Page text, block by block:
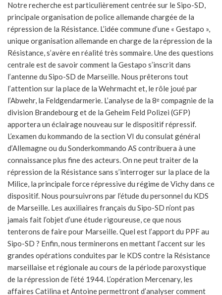
Notre recherche est particulièrement centrée sur le Sipo-SD,
principale organisation de police allemande chargée de la
répression de la Résistance. L’idée commune d’une « Gestapo »,
unique organisation allemande en charge de la répression de la
Résistance, s’avère en réalité très sommaire. Une des questions
centrale est de savoir comment la Gestapo s’inscrit dans
l’antenne du Sipo-SD de Marseille. Nous prêterons tout
l’attention sur la place de la Wehrmacht et, le rôle joué par
l’Abwehr, la Feldgendarmerie. L’analyse de la 8ᵉ compagnie de la
division Brandebourg et de la Geheim Feld Polizei (GFP)
apportera un éclairage nouveau sur le dispositif répressif.
L’examen du kommando de la section VI du consulat général
d’Allemagne ou du Sonderkommando AS contribuera à une
connaissance plus fine des acteurs. On ne peut traiter de la
répression de la Résistance sans s’interroger sur la place de la
Milice, la principale force répressive du régime de Vichy dans ce
dispositif. Nous poursuivrons par l’étude du personnel du KDS
de Marseille. Les auxiliaires français du Sipo-SD n’ont pas
jamais fait l’objet d’une étude rigoureuse, ce que nous
tenterons de faire pour Marseille. Quel est l’apport du PPF au
Sipo-SD ? Enfin, nous terminerons en mettant l’accent sur les
grandes opérations conduites par le KDS contre la Résistance
marseillaise et régionale au cours de la période paroxystique
de la répression de l’été 1944. L’opération Mercenary, les
affaires Catilina et Antoine permettront d’analyser comment